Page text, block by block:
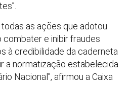
todas as ações que adotou
e inibir fraudes
à credibilidade da caderneta
a normatização estabelecida
Nacional”, afirmou a Caixa